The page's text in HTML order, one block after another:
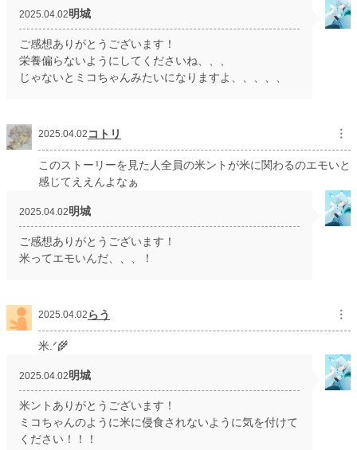
2025.04.02明城
ご感想ありがとうございます！
栄養偏らないようにしてくださいね、、、
じゃないとミコちゃんみたいになりますよ、、、、、
2025.04.02 コトリ ︙
このストーリーを見た人全員の米ントが米に関わるのエモいと
感じてええんよなぁ
2025.04.02明城
ご感想ありがとうございます！
米ってエモいんだ、、、！
2025.04.02 らう ︙
米.ᐟ🌾
2025.04.02明城
米ントありがとうございます！
ミコちゃんのように米に侵食されないように気を付けて
ください！！！